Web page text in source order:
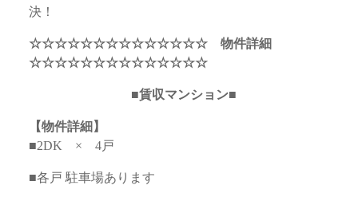
決！
☆☆☆☆☆☆☆☆☆☆☆☆☆☆ 物件詳細
☆☆☆☆☆☆☆☆☆☆☆☆☆☆
■賃収マンション■
【物件詳細】
■2DK × 4戸
■各戸 駐車場あります